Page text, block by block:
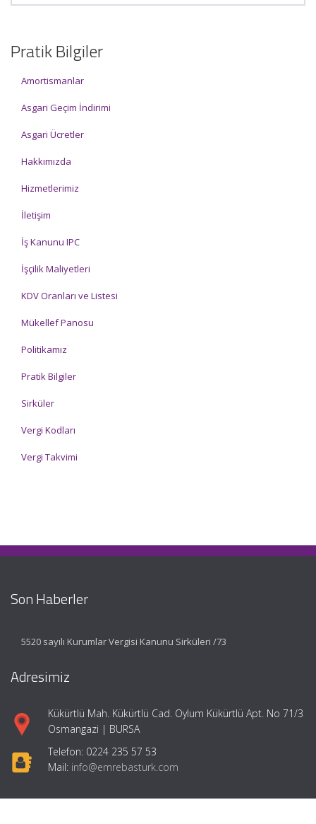
Pratik Bilgiler
Amortismanlar
Asgari Geçim İndirimi
Asgari Ücretler
Hakkımızda
Hizmetlerimiz
İletişim
İş Kanunu IPC
İşçilik Maliyetleri
KDV Oranları ve Listesi
Mükellef Panosu
Politikamız
Pratik Bilgiler
Sirküler
Vergi Kodları
Vergi Takvimi
Son Haberler
5520 sayılı Kurumlar Vergisi Kanunu Sirküleri /73
Adresimiz
Kükürtlü Mah. Kükürtlü Cad. Oylum Kükürtlü Apt. No 71/3
Osmangazi | BURSA
Telefon: 0224 235 57 53
Mail: info@emrebasturk.com
Hızlı Menü